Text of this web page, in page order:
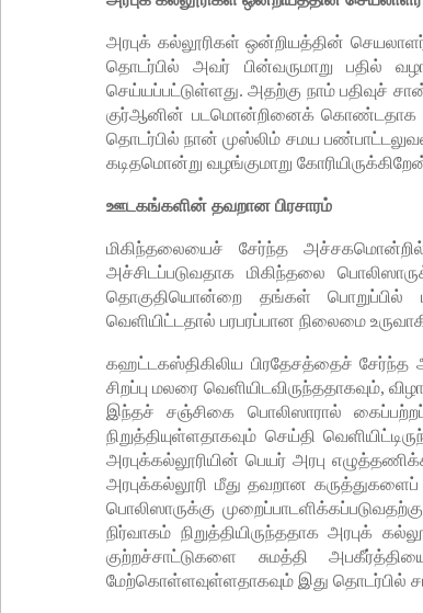
அரபுக் கல்லூரிகள் ஒன்றியத்தின்
தொடர்பில் அவர் பின்வருமாறு பதில்
செய்யப்பட்டுள்ளது. அதற்கு நாம் பதிவுச்
குர்ஆனின் படமொன்றினைக் கொண்டதாக
தொடர்பில் நான் முஸ்லிம் சமய
கடிதமொன்று வழங்குமாறு
ஊடகங்களின் தவறான பிரசாரம்
மிகிந்தலையைச் சேர்ந்த
அச்சிடப்படுவதாக மிகிந்தலை
தொகுதியொன்றை தங்கள் பொறுப்பில்
வெளியிட்டதால் பரபரப்பான நிலைமை
கஹட்டகஸ்திகிலிய பிரதேசத்தைச்
சிறப்பு மலரை வெளியிடவிருந்ததாகவும்,
இந்தச் சஞ்சிகை பொலிஸாரால்
நிறுத்தியுள்ளதாகவும் செய்தி
அரபுக்கல்லூரியின் பெயர் அரபு
அரபுக்கல்லூரி மீது தவறான
பொலிஸாருக்கு
நிர்வாகம் நிறுத்தியிருந்ததாக அரபுக்
குற்றச்சாட்டுகளை சுமத்தி
மேற்கொள்ளவுள்ளதாகவும் இது தொடர்பில்